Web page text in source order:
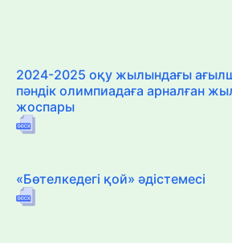
2024-2025 оқу жылындағы
пәндік олимпиадаға арналған
жоспары
«Бөтелкедегі қой» әдістемесі